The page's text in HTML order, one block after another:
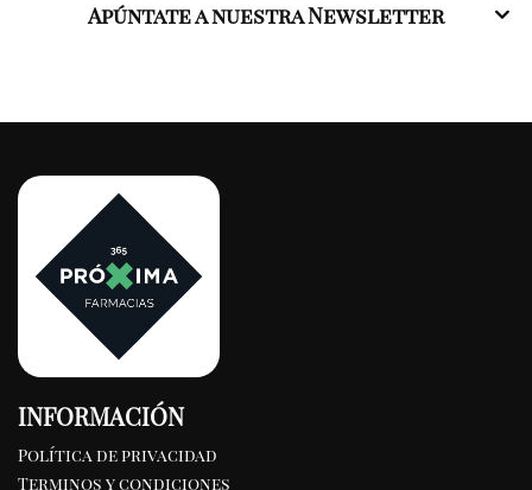
Apúntate a nuestra Newsletter
INFORMACIÓN
Política de privacidad
Terminos y condiciones